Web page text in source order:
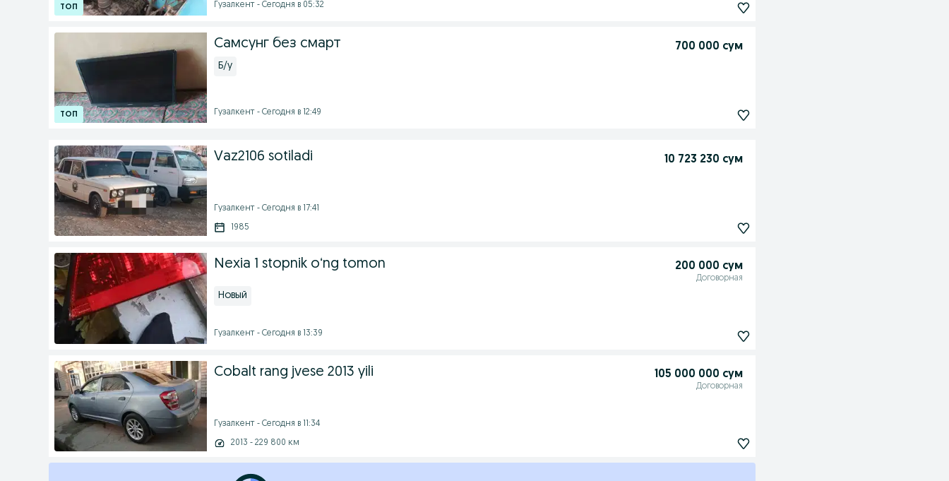
Гузалкент - Сегодня в 05:32
Самсунг без смарт 700 000 сум
Б/у
Гузалкент - Сегодня в 12:49
Vaz2106 sotiladi 10 723 230 сум
Гузалкент - Сегодня в 17:41
1985
Nexia 1 stopnik oʻng tomon 200 000 сум
Договорная
Новый
Гузалкент - Сегодня в 13:39
Cobalt rang jvese 2013 yili 105 000 000 сум
Договорная
Гузалкент - Сегодня в 11:34
2013 - 229 800 км